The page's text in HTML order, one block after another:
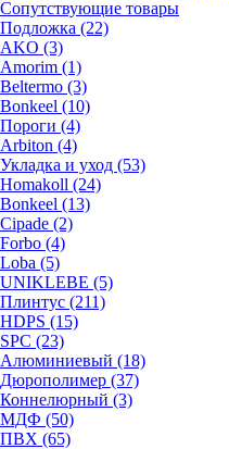
Сопутствующие товары
Подложка (22)
AKO (3)
Amorim (1)
Beltermo (3)
Bonkeel (10)
Пороги (4)
Arbiton (4)
Укладка и уход (53)
Homakoll (24)
Bonkeel (13)
Cipade (2)
Forbo (4)
Loba (5)
UNIKLEBE (5)
Плинтус (211)
HDPS (15)
SPC (23)
Алюминиевый (18)
Дюрополимер (37)
Коннелюрный (3)
МДФ (50)
ПВХ (65)